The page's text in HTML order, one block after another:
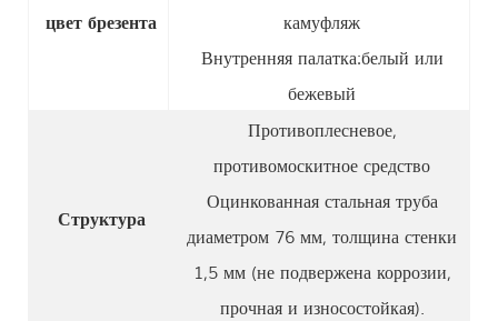
цвет брезента
камуфляж
Внутренняя палатка:белый или
бежевый
Структура
Противоплесневое,
противомоскитное средство
Оцинкованная стальная труба
диаметром 76 мм, толщина стенки
1,5 мм (не подвержена коррозии,
прочная и износостойкая).